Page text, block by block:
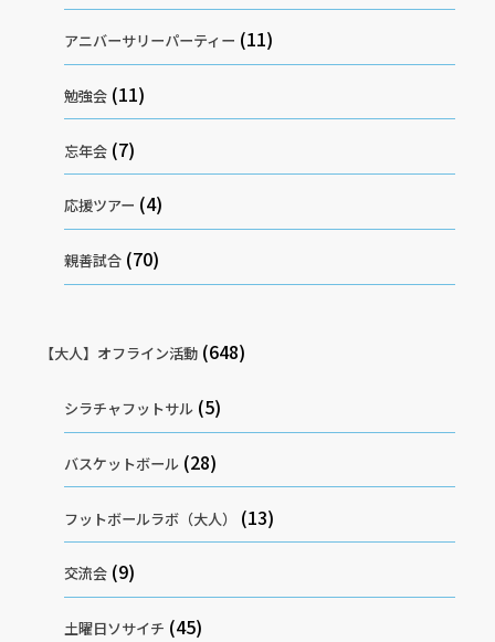
アニバーサリーパーティー (11)
勉強会 (11)
忘年会 (7)
応援ツアー (4)
親善試合 (70)
【大人】オフライン活動(648)
シラチャフットサル (5)
バスケットボール (28)
フットボールラボ（大人） (13)
交流会 (9)
土曜日ソサイチ (45)